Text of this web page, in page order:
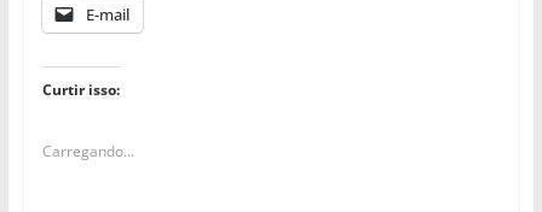
E-mail
Curtir isso:
Carregando...